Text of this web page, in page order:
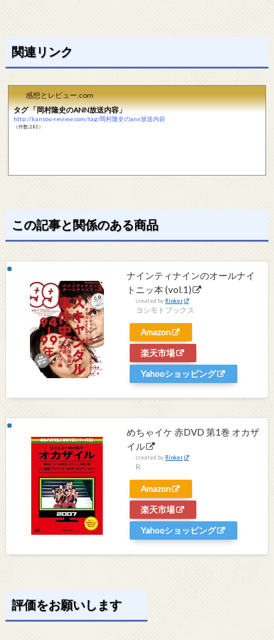
関連リンク
感想とレビュー.com
タグ 「岡村隆史のANN放送内容」
http://kansou-review.com/tag/岡村隆史のann放送内容
（件数:281）
この記事と関係のある商品
ナインティナインのオールナイ
トニッ本 (vol.1)
created by Rinker
ヨシモトブックス
Amazon
楽天市場
Yahooショッピング
めちゃイケ 赤DVD 第1巻 オカザ
イル
created by Rinker
R
Amazon
楽天市場
Yahooショッピング
評価をお願いします